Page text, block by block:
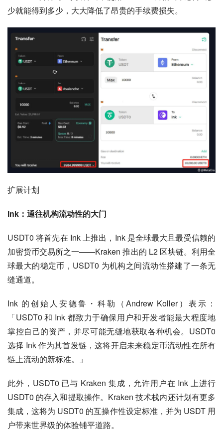
少就能得到多少，大大降低了昂贵的手续费损失。
扩展计划
Ink：通往机构流动性的大门
USDT0 将首先在 Ink 上推出，Ink 是全球最大且最受信赖的
加密货币交易所之一——Kraken 推出的 L2 区块链。利用全
球最大的稳定币，USDT0 为机构之间流动性搭建了一条无
缝通道。
Ink 的创始人安德鲁・科勒（Andrew Koller）表示：
「USDT0 和 Ink 都致力于确保用户和开发者能最大程度地
掌控自己的资产，并尽可能无缝地获取各种机会。USDT0
选择 Ink 作为其首发链，这将开启未来稳定币流动性在所有
链上流动的新标准。」
此外，USDT0 已与 Kraken 集成，允许用户在 Ink 上进行
USDT0 的存入和提取操作。Kraken 技术栈内还计划有更多
集成，这将为 USDT0 的互操作性设定标准，并为 USDT 用
户带来世界级的体验铺平道路。